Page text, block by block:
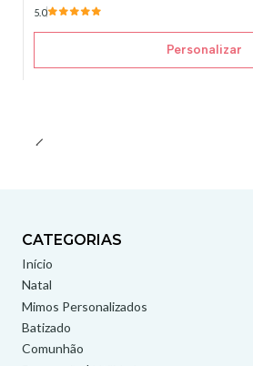
5.0
Personalizar
CATEGORIAS
Início
Natal
Mimos Personalizados
Batizado
Comunhão